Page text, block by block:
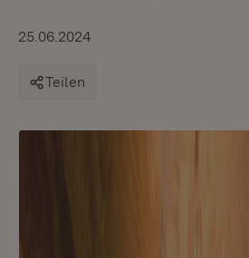
25.06.2024
Teilen